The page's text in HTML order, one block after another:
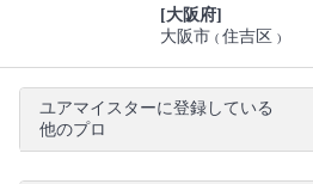
[大阪府]
大阪市(住吉区)
ユアマイスターに登録している
他のプロ